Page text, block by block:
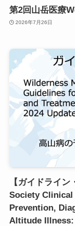
第2回山岳医療
2026年7月26日
【ガイドライ
Society
Prevention,
Altitude Illness: